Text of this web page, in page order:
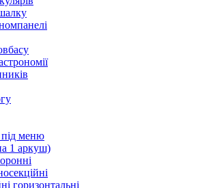
меню
1 аркуш)
горизонтальні